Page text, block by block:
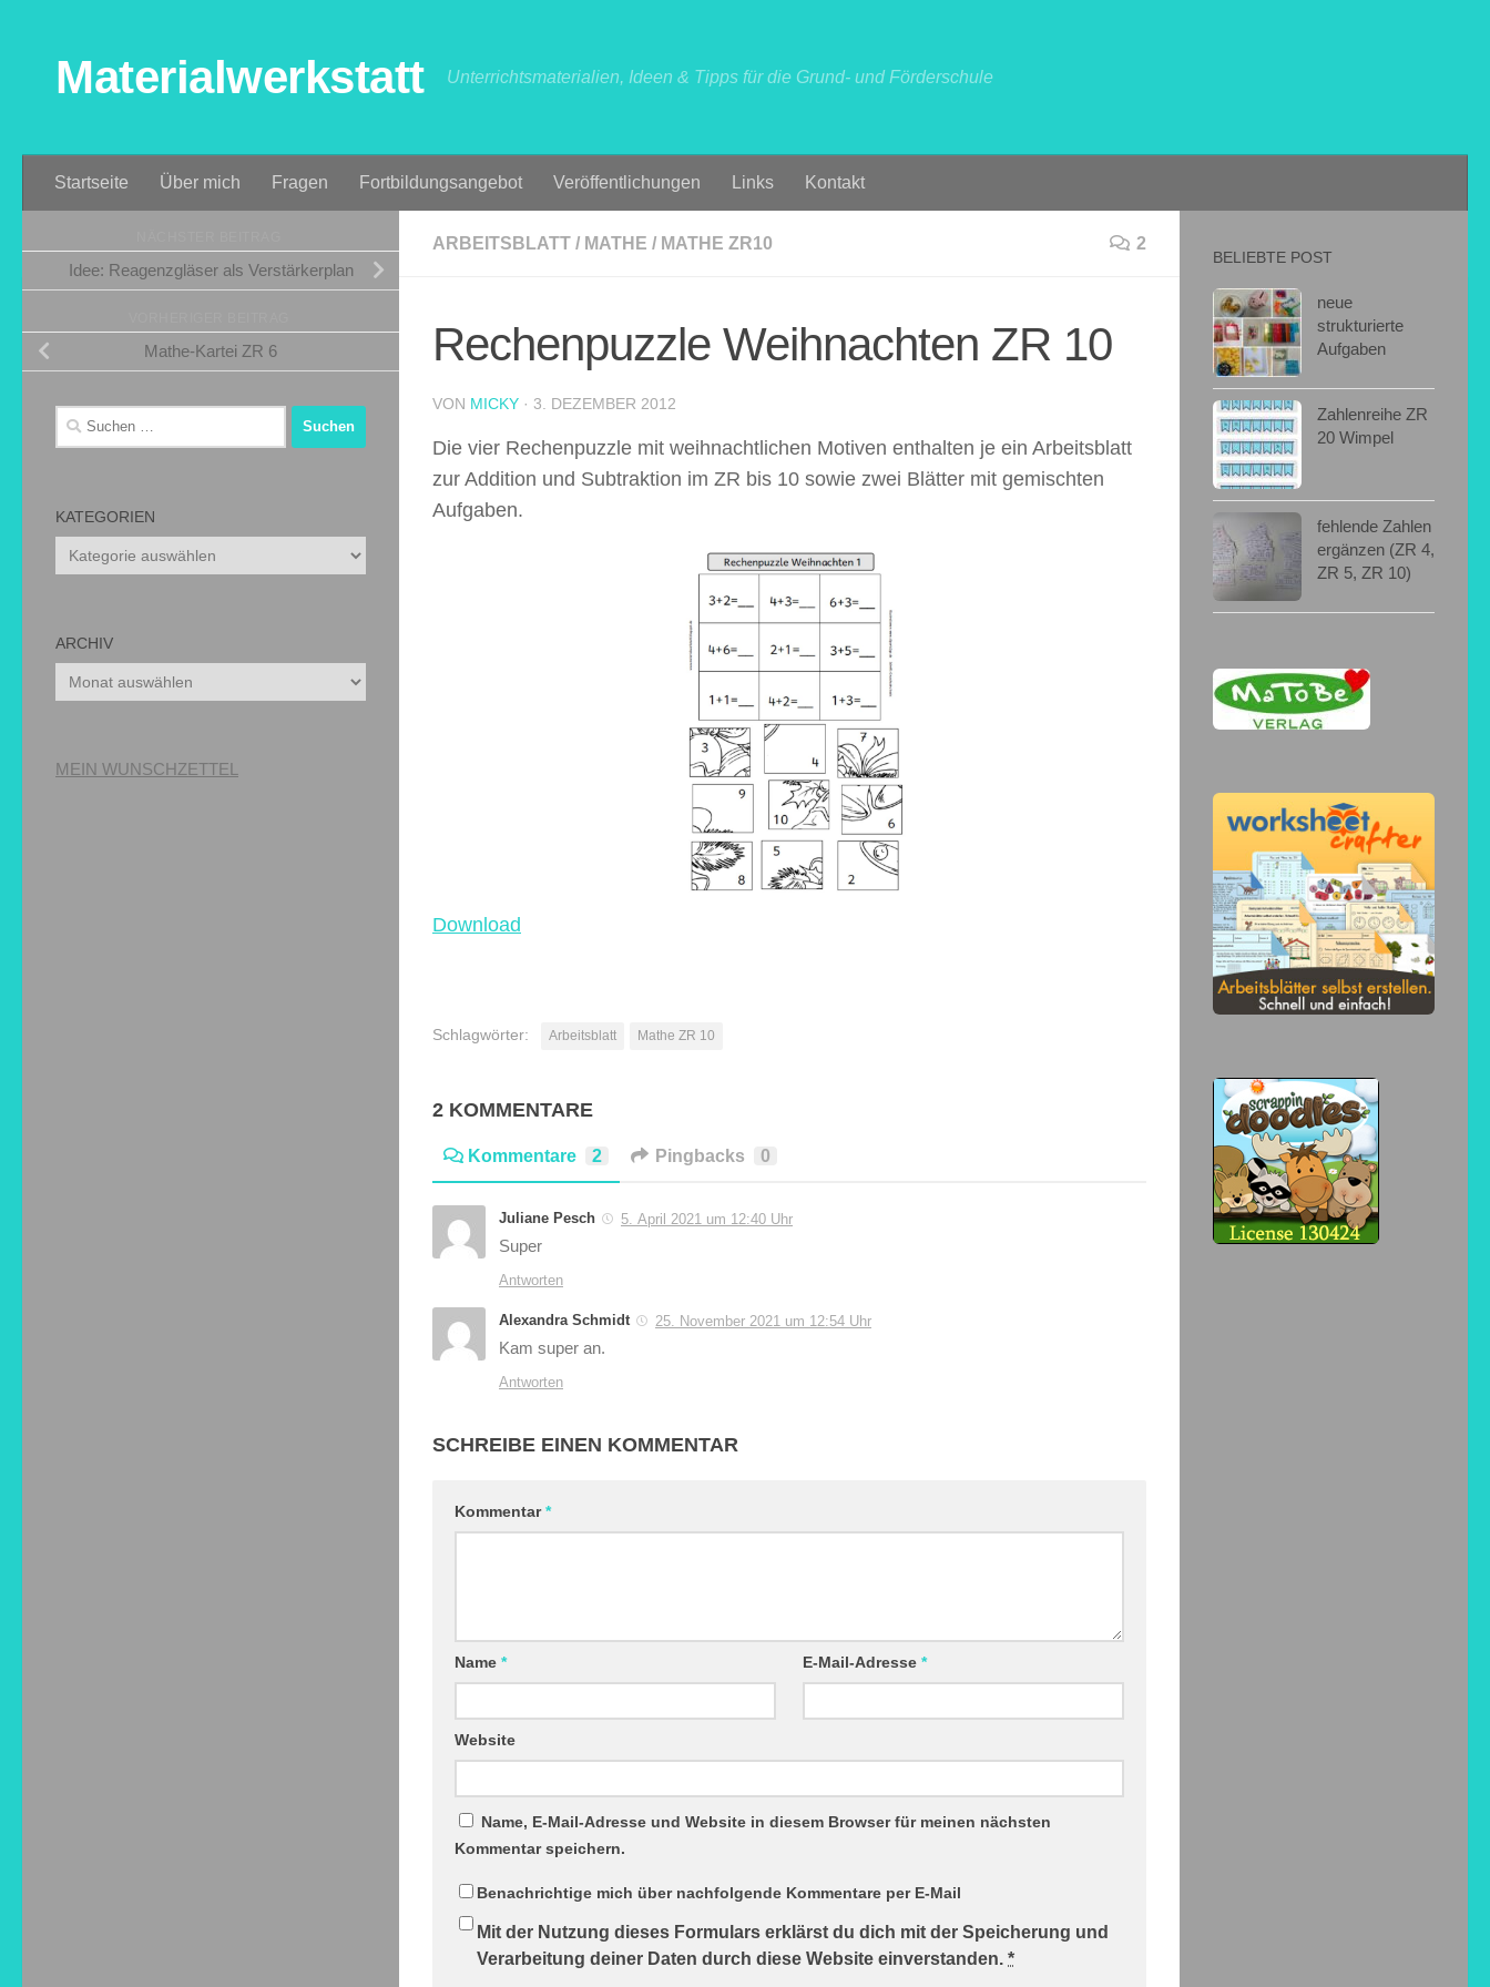
Materialwerkstatt Unterrichtsmaterialien, Ideen & Tipps für die Grund- und Förderschule
Startseite Über mich Fragen Fortbildungsangebot Veröffentlichungen Links Kontakt
ARBEITSBLATT / MATHE / MATHE ZR10 2
Rechenpuzzle Weihnachten ZR 10
VON MICKY · 3. DEZEMBER 2012
Die vier Rechenpuzzle mit weihnachtlichen Motiven enthalten je ein Arbeitsblatt
zur Addition und Subtraktion im ZR bis 10 sowie zwei Blätter mit gemischten
Aufgaben.
Download
Schlagwörter: Arbeitsblatt Mathe ZR 10
2 KOMMENTARE
Kommentare 2 Pingbacks 0
Juliane Pesch 5. April 2021 um 12:40 Uhr
Super
Antworten
Alexandra Schmidt 25. November 2021 um 12:54 Uhr
Kam super an.
Antworten
SCHREIBE EINEN KOMMENTAR
Kommentar*
Name * E-Mail-Adresse*
Website
Name, E-Mail-Adresse und Website in diesem Browser für meinen nächsten
Kommentar speichern.
Benachrichtige mich über nachfolgende Kommentare per E-Mail
Mit der Nutzung dieses Formulars erklärst du dich mit der Speicherung und
Verarbeitung deiner Daten durch diese Website einverstanden. *
Idee: Reagenzgläser als Verstärkerplan
Mathe-Kartei ZR 6
Suchen
nach:
KATEGORIEN
Kategorien
ARCHIV
Archiv
MEIN WUNSCHZETTEL
BELIEBTE POST
neue
strukturierte
Aufgaben
Zahlenreihe ZR
20 Wimpel
fehlende Zahlen
ergänzen (ZR 4,
ZR 5, ZR 10)